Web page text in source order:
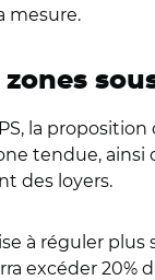
mesure.
la
tendue,
des loyers.
à réguler
excéder 20%